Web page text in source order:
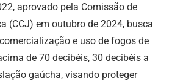
aprovado pela Comissão de
(CCJ) em outubro de 2024, busca
e uso de fogos de
de 70 decibéis, 30 decibéis a
gaúcha, visando proteger